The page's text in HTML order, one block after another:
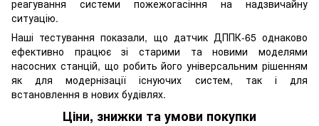
реагування системи пожежогасіння на надзвичайну
ситуацію.
Наші тестування показали, що датчик ДППК-65 однаково
ефективно працює зі старими та новими моделями
насосних станцій, що робить його універсальним рішенням
як для модернізації існуючих систем, так і для
встановлення в нових будівлях.
Ціни, знижки та умови покупки